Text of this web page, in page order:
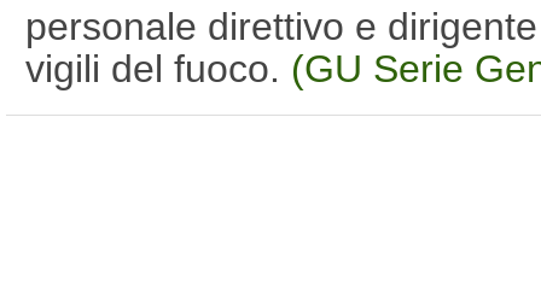
personale direttivo e
vigili del fuoco. (GU Serie